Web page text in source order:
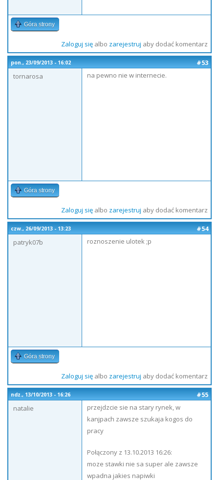
Góra strony
Zaloguj sięalbo zarejestruj aby dodać komentarz
pon., 23/09/2013 - 16:02
#53
tornarosa
na pewno nie w internecie.
Góra strony
Zaloguj sięalbo zarejestruj aby dodać komentarz
czw., 26/09/2013 - 13:23
#54
patryk07b
roznoszenie ulotek ;p
Góra strony
Zaloguj sięalbo zarejestruj aby dodać komentarz
ndz., 13/10/2013 - 16:26
#55
natalie
przejdzcie sie na stary rynek, w
kanjpach zawsze szukaja kogos do
pracy
Połączony z 13.10.2013 16:26:
moze stawki nie sa super ale zawsze
wpadna jakies napiwki